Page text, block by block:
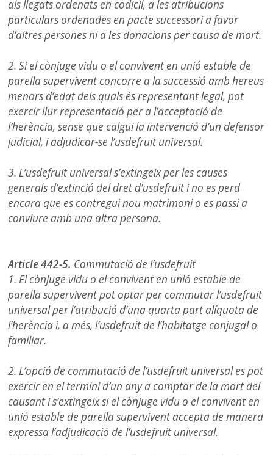
als llegats ordenats en codicil, a les atribucions
particulars ordenades en pacte successori a favor
d’altres persones ni a les donacions per causa de mort.
2. Si el cònjuge vidu o el convivent en unió estable de
parella supervivent concorre a la successió amb hereus
menors d’edat dels quals és representant legal, pot
exercir llur representació per a l’acceptació de
l’herència, sense que calgui la intervenció d’un defensor
judicial, i adjudicar-se l’usdefruit universal.
3. L’usdefruit universal s’extingeix per les causes
generals d’extinció del dret d’usdefruit i no es perd
encara que es contregui nou matrimoni o es passi a
conviure amb una altra persona.
Article 442-5. Commutació de l’usdefruit
1. El cònjuge vidu o el convivent en unió estable de
parella supervivent pot optar per commutar l’usdefruit
universal per l’atribució d’una quarta part alíquota de
l’herència i, a més, l’usdefruit de l’habitatge conjugal o
familiar.
2. L’opció de commutació de l’usdefruit universal es pot
exercir en el termini d’un any a comptar de la mort del
causant i s’extingeix si el cònjuge vidu o el convivent en
unió estable de parella supervivent accepta de manera
expressa l’adjudicació de l’usdefruit universal.